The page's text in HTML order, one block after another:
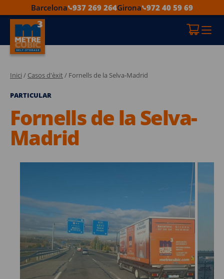
Barcelona 937 269 264Girona 972 40 59 69
Inici / Casos d'èxit / Fornells de la Selva-Madrid
PARTICULAR
Fornells de la Selva-
Madrid